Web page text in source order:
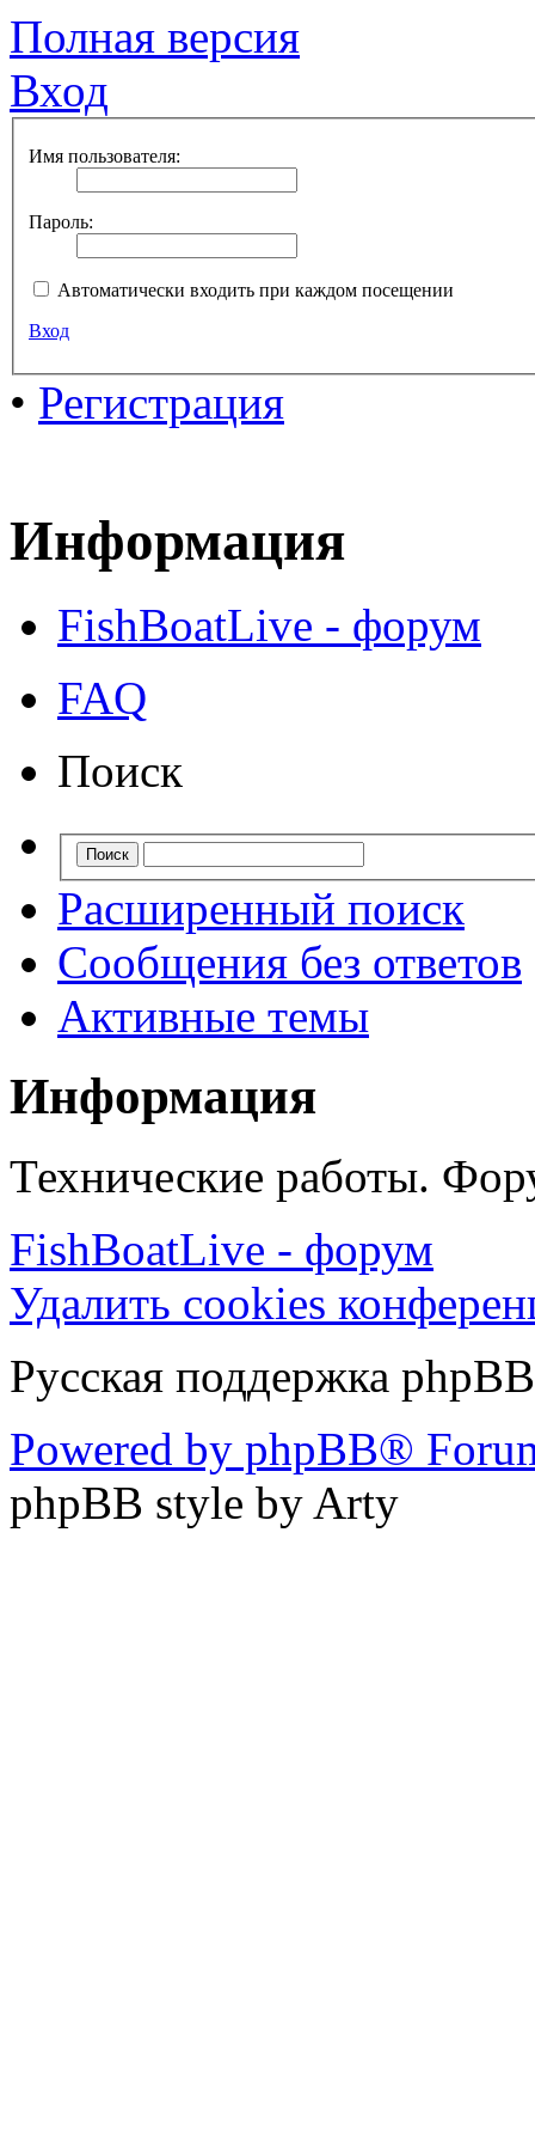
Полная версия
Вход
Имя пользователя:
Пароль:
Автоматически входить при каждом посещении
Вход
• Регистрация
Информация
FishBoatLive - форум
FAQ
Поиск
Расширенный поиск
Сообщения без ответов
Активные темы
Информация
Технические работы.
FishBoatLive - форум
Удалить cookies
Русская поддержка phpBB
Powered by phpBB®
phpBB style by Arty